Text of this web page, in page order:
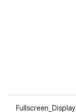
Fullscreen_Display